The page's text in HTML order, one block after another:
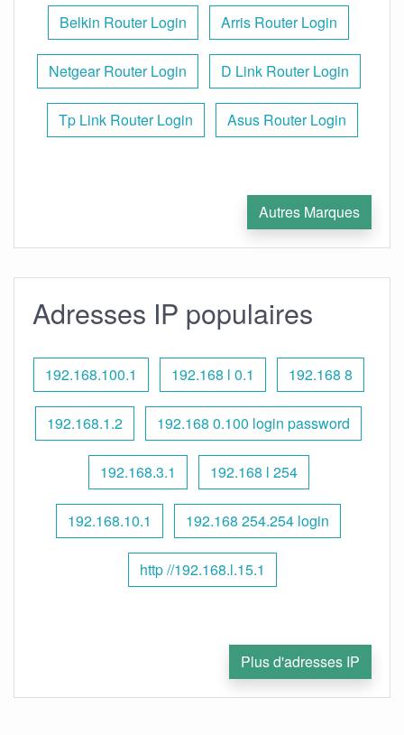
Belkin Router Login Arris Router Login
Netgear Router Login D Link Router Login
Tp Link Router Login Asus Router Login
Autres Marques
Adresses IP populaires
192.168.100.1 192.168 l 0.1 192.168 8
192.168.1.2 192.168 0.100 login password
192.168.3.1 192.168 l 254
192.168.10.1 192.168 254.254 login
http //192.168.l.15.1
Plus d'adresses IP